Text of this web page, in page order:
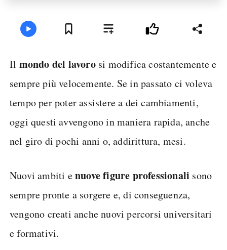
Il mondo del lavorosi modifica costantemente e
sempre più velocemente. Se in passato ci voleva
tempo per poter assistere a dei cambiamenti,
oggi questi avvengono in maniera rapida, anche
nel giro di pochi anni o, addirittura, mesi.
Nuovi ambiti enuove figure professionali sono
sempre pronte a sorgere e, di conseguenza,
vengono creati anche nuovi percorsi universitari
e formativi.